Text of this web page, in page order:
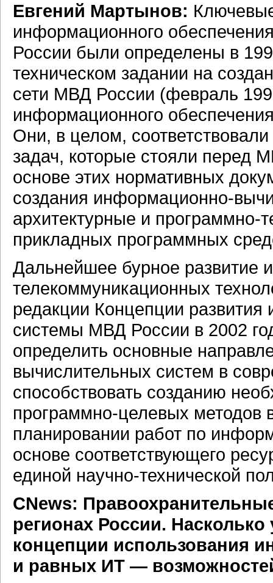
Евгений Мартынов:
информационного
России были определены в
техническом задании на
сети МВД России (февраль
информационного
Они, в целом,
задач, которые стояли перед
основе этих нормативных
создания информационно-
архитектурные и программно-
прикладных программных
Дальнейшее бурное развитие
телекоммуникационных
редакции Концепции
системы МВД России в 2002
определить основные
вычислительных систем в
способствовать созданию
программно-целевых методов
планировании работ по
основе соответствующего
единой научно-технической
CNews:
регионах России.
концепции использования
и равных ИТ —